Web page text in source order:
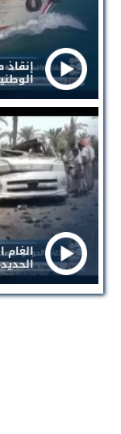
إنقاذ
الغام